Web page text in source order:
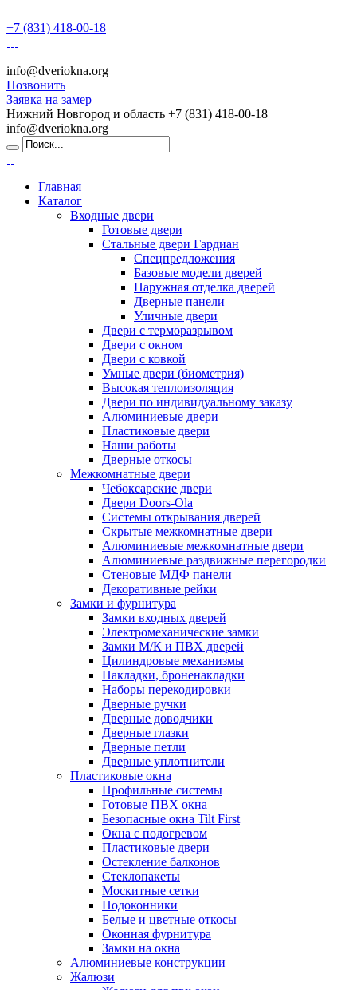
+7 (831) 418-00-18
info@dveriokna.org
Позвонить
Заявка на замер
Нижний Новгород и область +7 (831) 418-00-18
info@dveriokna.org
Главная
Каталог
Входные двери
Готовые двери
Стальные двери Гардиан
Спецпредложения
Базовые модели дверей
Наружная отделка дверей
Дверные панели
Уличные двери
Двери с терморазрывом
Двери с окном
Двери с ковкой
Умные двери (биометрия)
Высокая теплоизоляция
Двери по индивидуальному заказу
Алюминиевые двери
Пластиковые двери
Наши работы
Дверные откосы
Межкомнатные двери
Чебоксарские двери
Двери Doors-Ola
Системы открывания дверей
Скрытые межкомнатные двери
Алюминиевые межкомнатные двери
Алюминиевые раздвижные перегородки
Стеновые МДФ панели
Декоративные рейки
Замки и фурнитура
Замки входных дверей
Электромеханические замки
Замки М/К и ПВХ дверей
Цилиндровые механизмы
Накладки, броненакладки
Наборы перекодировки
Дверные ручки
Дверные доводчики
Дверные глазки
Дверные петли
Дверные уплотнители
Пластиковые окна
Профильные системы
Готовые ПВХ окна
Безопасные окна Tilt First
Окна с подогревом
Пластиковые двери
Остекление балконов
Стеклопакеты
Москитные сетки
Подоконники
Белые и цветные откосы
Оконная фурнитура
Замки на окна
Алюминиевые конструкции
Жалюзи